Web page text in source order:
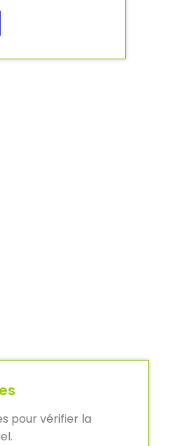
pour vérifier la